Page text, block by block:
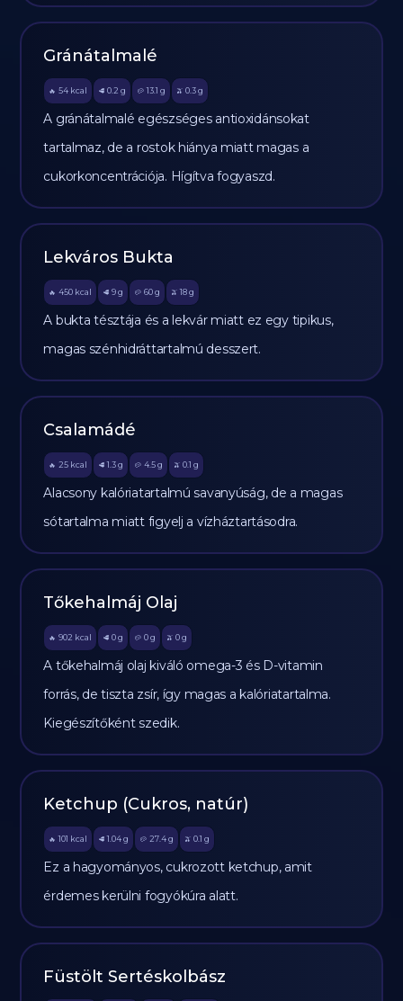
Gránátalmalé
🔥 54 kcal 🥩 0.2 g 🥔 13.1 g 🫒 0.3 g
A gránátalmalé egészséges antioxidánsokat
tartalmaz, de a rostok hiánya miatt magas a
cukorkoncentrációja. Hígítva fogyaszd.
Lekváros Bukta
🔥 450 kcal 🥩 9 g 🥔 60g 🫒 18 g
A bukta tésztája és a lekvár miatt ez egy tipikus,
magas szénhidráttartalmú desszert.
Csalamádé
🔥 25 kcal 🥩 1.3 g 🥔 4.5g 🫒 0.1 g
Alacsony kalóriatartalmú savanyúság, de a magas
sótartalma miatt figyelj a vízháztartásodra.
Tőkehalmáj Olaj
🔥 902 kcal 🥩 0 g 🥔 0g 🫒 0 g
A tőkehalmáj olaj kiváló omega-3 és D-vitamin
forrás, de tiszta zsír, így magas a kalóriatartalma.
Kiegészítőként szedik.
Ketchup (Cukros, natúr)
🔥 101 kcal 🥩 1.04 g 🥔 27.4g 🫒 0.1 g
Ez a hagyományos, cukrozott ketchup, amit
érdemes kerülni fogyókúra alatt.
Füstölt Sertéskolbász